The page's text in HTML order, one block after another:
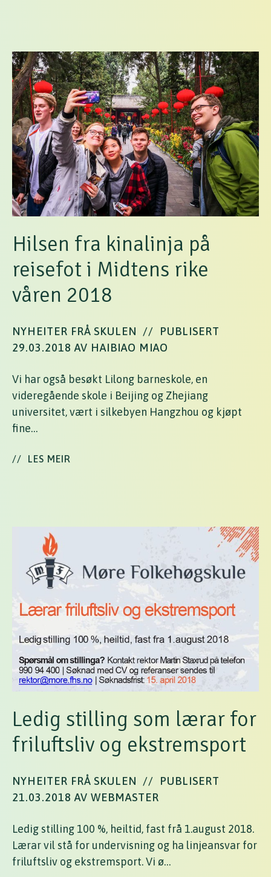
Hilsen fra kinalinja på
reisefot i Midtens rike
våren 2018
NYHEITER FRÅ SKULEN //
PUBLISERT
29.03.2018 AV HAIBIAO MIAO
Vi har også besøkt Lilong barneskole, en
videregående skole i Beijing og Zhejiang
universitet, vært i silkebyen Hangzhou og kjøpt
fine…
// LES MEIR
Ledig stilling som lærar for
friluftsliv og ekstremsport
NYHEITER FRÅ SKULEN //
PUBLISERT
21.03.2018 AV WEBMASTER
Ledig stilling 100 %, heiltid, fast frå 1.august 2018.
Lærar vil stå for undervisning og ha linjeansvar for
friluftsliv og ekstremsport. Vi ø…